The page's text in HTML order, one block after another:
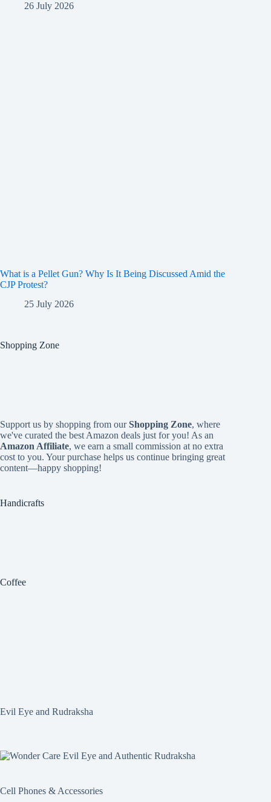
26 July 2026
What is a Pellet Gun? Why Is It Being Discussed Amid the
CJP Protest?
25 July 2026
Shopping Zone
Support us by shopping from ourShopping Zone, where
we've curated the best Amazon deals just for you! As an
Amazon Affiliate, we earn a small commission at no extra
cost to you. Your purchase helps us continue bringing great
content—happy shopping!
Handicrafts
Coffee
Evil Eye and Rudraksha
Cell Phones & Accessories